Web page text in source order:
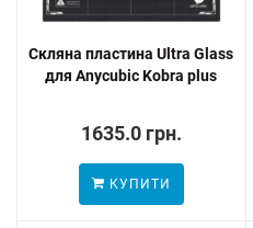
Скляна пластина Ultra Glass
для Anycubic Kobra plus
1635.0 грн.
КУПИТИ